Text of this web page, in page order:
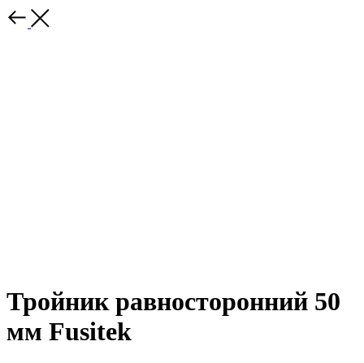
Тройник равносторонний 50
мм Fusitek